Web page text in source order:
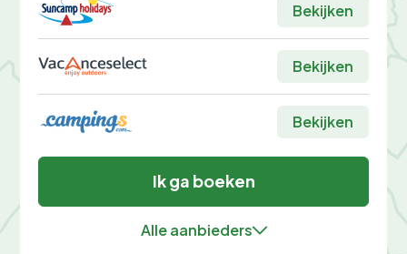
Bekijken
Bekijken
Bekijken
Ik ga boeken
Alle aanbieders